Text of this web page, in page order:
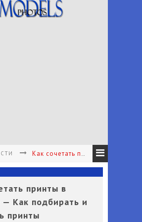
Как сочетать принты в одежде - Как подбирать и сочетать принты
принты в
Как подбирать и
принты